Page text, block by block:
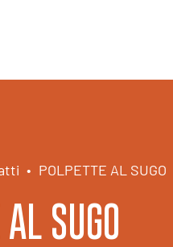
• POLPETTE AL SUGO
SUGO